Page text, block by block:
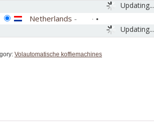
Updating...
Updating...
Netherlands -
Volautomatische koffiemachines